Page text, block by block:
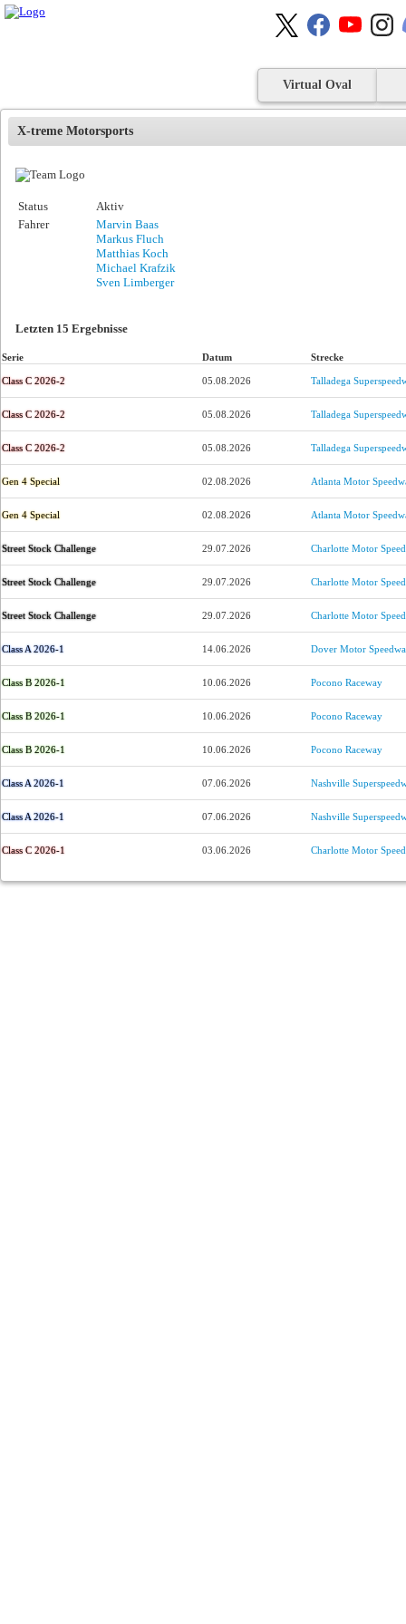
Virtual Oval
X-treme Motorsports
Status
Aktiv
Fahrer
Marvin Baas
Markus Fluch
Matthias Koch
Michael Krafzik
Sven Limberger
Letzten 15 Ergebnisse
Serie Datum Strecke
Class C 2026-2 05.08.2026 Talladega
Class C 2026-2 05.08.2026 Talladega
Class C 2026-2 05.08.2026 Talladega
Gen 4 Special 02.08.2026 Atlanta Motor
Gen 4 Special 02.08.2026 Atlanta Motor
Street Stock Challenge 29.07.2026 Charlotte Motor
Street Stock Challenge 29.07.2026 Charlotte Motor
Street Stock Challenge 29.07.2026 Charlotte Motor
Class A 2026-1 14.06.2026 Dover Motor
Class B 2026-1 10.06.2026 Pocono Raceway
Class B 2026-1 10.06.2026 Pocono Raceway
Class B 2026-1 10.06.2026 Pocono Raceway
Class A 2026-1 07.06.2026 Nashville
Class A 2026-1 07.06.2026 Nashville
Class C 2026-1 03.06.2026 Charlotte Motor